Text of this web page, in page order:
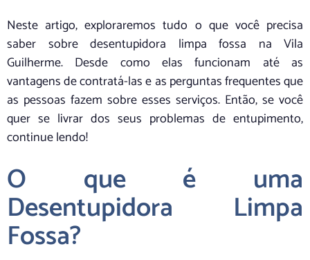
Neste artigo, exploraremos tudo o que você precisa
saber sobre desentupidora limpa fossa na Vila
Guilherme. Desde como elas funcionam até as
vantagens de contratá-las e as perguntas frequentes que
as pessoas fazem sobre esses serviços. Então, se você
quer se livrar dos seus problemas de entupimento,
continue lendo!
O que é uma
Desentupidora Limpa
Fossa?